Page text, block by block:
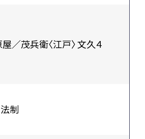
／茂兵衛〈江戸〉 文久４
制